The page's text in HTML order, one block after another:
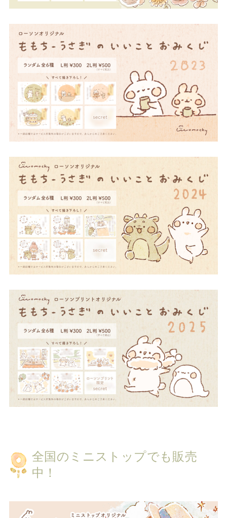
全国のミニストップでも販売
中！